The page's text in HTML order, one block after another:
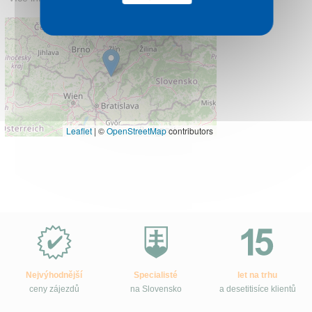
Leaflet | ©OpenStreetMapcontributors
Slovensko.cz?
Nejvýhodnější
ceny zájezdů
Specialisté
na Slovensko
let na trhu
a desetitisíce klientů